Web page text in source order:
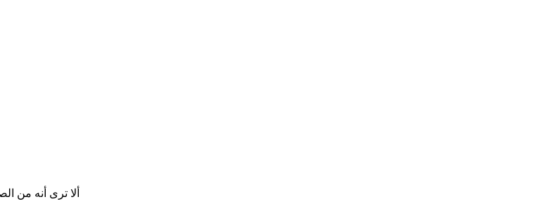
ألا ترى أنه من